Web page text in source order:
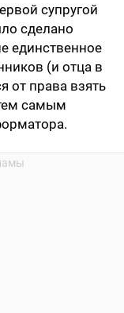
супругой
сделано
единственное
(и отца в
от права взять
самым